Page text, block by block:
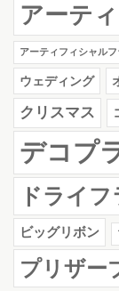
アーテ
アーティフィシャル
ウェディング
クリスマス
デコプ
ドライ
ビッグリボン
プリザー